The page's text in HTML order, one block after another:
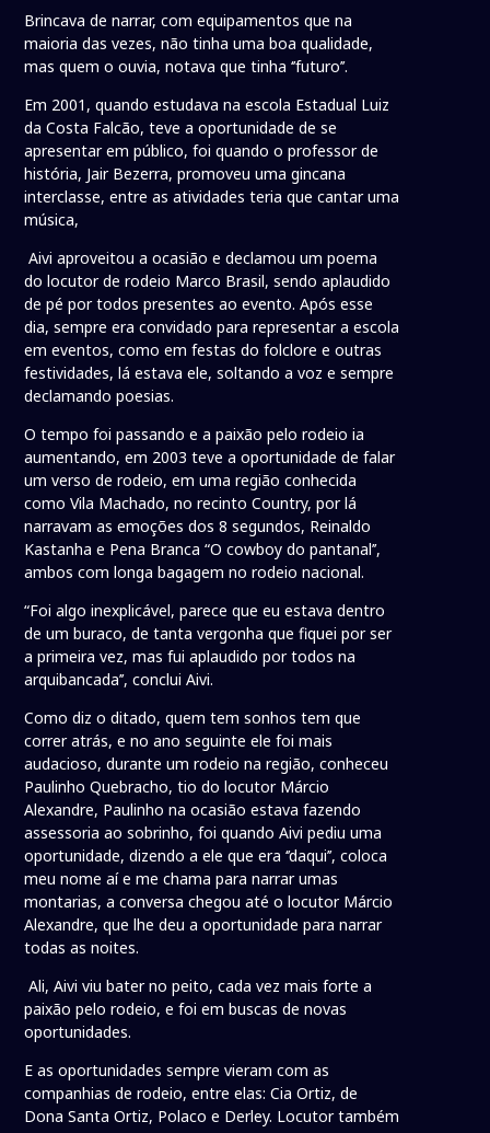
Brincava de narrar, com equipamentos que na
maioria das vezes, não tinha uma boa qualidade,
mas quem o ouvia, notava que tinha ‘’futuro’’.
Em 2001, quando estudava na escola Estadual Luiz
da Costa Falcão, teve a oportunidade de se
apresentar em público, foi quando o professor de
história, Jair Bezerra, promoveu uma gincana
interclasse, entre as atividades teria que cantar uma
música,
Aivi aproveitou a ocasião e declamou um poema
do locutor de rodeio Marco Brasil, sendo aplaudido
de pé por todos presentes ao evento. Após esse
dia, sempre era convidado para representar a escola
em eventos, como em festas do folclore e outras
festividades, lá estava ele, soltando a voz e sempre
declamando poesias.
O tempo foi passando e a paixão pelo rodeio ia
aumentando, em 2003 teve a oportunidade de falar
um verso de rodeio, em uma região conhecida
como Vila Machado, no recinto Country, por lá
narravam as emoções dos 8 segundos, Reinaldo
Kastanha e Pena Branca “O cowboy do pantanal’’,
ambos com longa bagagem no rodeio nacional.
“Foi algo inexplicável, parece que eu estava dentro
de um buraco, de tanta vergonha que fiquei por ser
a primeira vez, mas fui aplaudido por todos na
arquibancada’’, conclui Aivi.
Como diz o ditado, quem tem sonhos tem que
correr atrás, e no ano seguinte ele foi mais
audacioso, durante um rodeio na região, conheceu
Paulinho Quebracho, tio do locutor Márcio
Alexandre, Paulinho na ocasião estava fazendo
assessoria ao sobrinho, foi quando Aivi pediu uma
oportunidade, dizendo a ele que era ‘’daqui’’, coloca
meu nome aí e me chama para narrar umas
montarias, a conversa chegou até o locutor Márcio
Alexandre, que lhe deu a oportunidade para narrar
todas as noites.
Ali, Aivi viu bater no peito, cada vez mais forte a
paixão pelo rodeio, e foi em buscas de novas
oportunidades.
E as oportunidades sempre vieram com as
companhias de rodeio, entre elas: Cia Ortiz, de
Dona Santa Ortiz, Polaco e Derley. Locutor também